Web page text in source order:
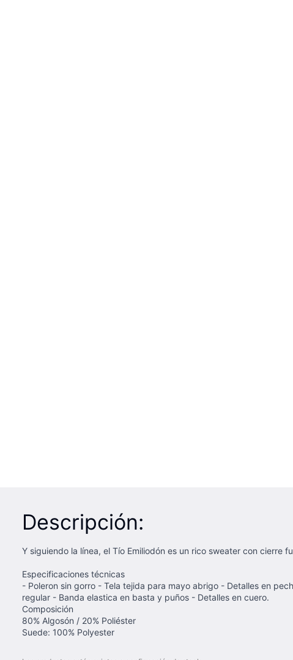
Descripción:
Y siguiendo la línea, el Tío Emiliodón es un rico sweater con
Especificaciones técnicas
- Poleron sin gorro - Tela tejida para mayo abrigo - Detalles en
regular - Banda elastica en basta y puños - Detalles en cuero.
Composición
80% Algosón / 20% Poliéster
Suede: 100% Polyester